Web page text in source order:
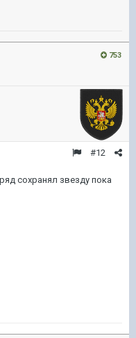
753
#12
сохранял звезду пока